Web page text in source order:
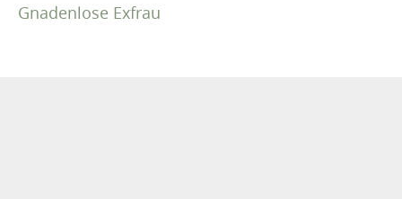
Gnadenlose Exfrau